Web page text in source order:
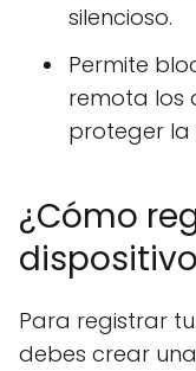
silencioso.
Permite
remota los
proteger la
¿Cómo
Para registrar
debes crear